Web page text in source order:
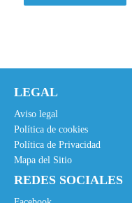
LEGAL
Aviso legal
Política de cookies
Política de Privacidad
Mapa del Sitio
REDES SOCIALES